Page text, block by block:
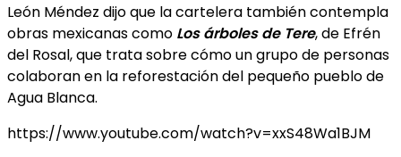
León Méndez dijo que la cartelera también contempla
obras mexicanas como Los árboles de Tere, de Efrén
del Rosal, que trata sobre cómo un grupo de personas
colaboran en la reforestación del pequeño pueblo de
Agua Blanca.
https://www.youtube.com/watch?v=xxS48Wa1BJM